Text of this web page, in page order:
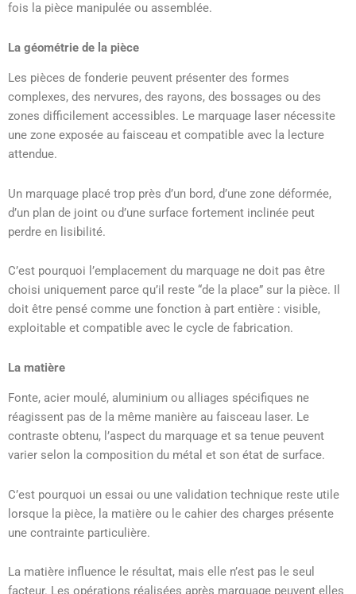
fois la pièce manipulée ou assemblée.
La géométrie de la pièce
Les pièces de fonderie peuvent présenter des formes
complexes, des nervures, des rayons, des bossages ou des
zones difficilement accessibles. Le marquage laser nécessite
une zone exposée au faisceau et compatible avec la lecture
attendue.
Un marquage placé trop près d’un bord, d’une zone déformée,
d’un plan de joint ou d’une surface fortement inclinée peut
perdre en lisibilité.
C’est pourquoi l’emplacement du marquage ne doit pas être
choisi uniquement parce qu’il reste “de la place” sur la pièce. Il
doit être pensé comme une fonction à part entière : visible,
exploitable et compatible avec le cycle de fabrication.
La matière
Fonte, acier moulé, aluminium ou alliages spécifiques ne
réagissent pas de la même manière au faisceau laser. Le
contraste obtenu, l’aspect du marquage et sa tenue peuvent
varier selon la composition du métal et son état de surface.
C’est pourquoi un essai ou une validation technique reste utile
lorsque la pièce, la matière ou le cahier des charges présente
une contrainte particulière.
La matière influence le résultat, mais elle n’est pas le seul
facteur. Les opérations réalisées après marquage peuvent elles